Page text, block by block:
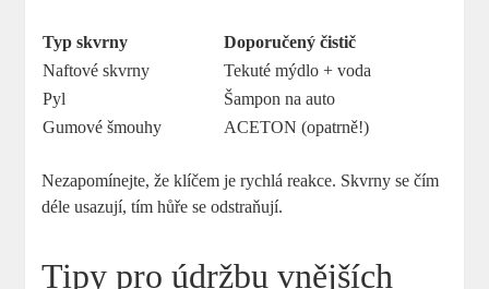
Typ skvrny
Doporučený čistič
Naftové skvrny
Tekuté mýdlo + voda
Pyl
Šampon na auto
Gumové šmouhy
ACETON (opatrně!)
Nezapomínejte, že klíčem je rychlá reakce. Skvrny se čím
déle usazují, tím hůře se odstraňují.
Tipy pro údržbu vnějších